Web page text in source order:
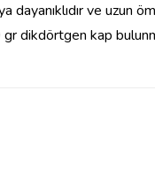
dayanıklıdır ve
dikdörtgen kap